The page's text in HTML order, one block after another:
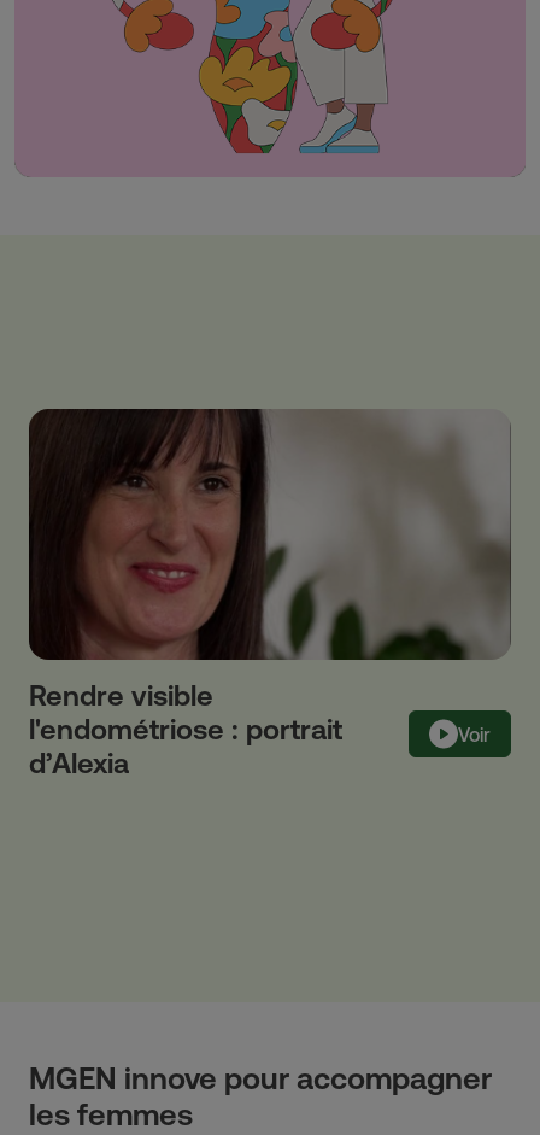
Rendre visible
l'endométriose : portrait
d’Alexia
Voir
MGEN innove pour accompagner
les femmes